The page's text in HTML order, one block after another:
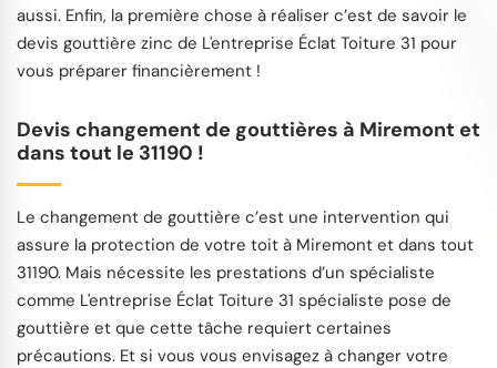
aussi. Enfin, la première chose à réaliser c’est de savoir le
devis gouttière zinc de L'entreprise Éclat Toiture 31 pour
vous préparer financièrement !
Devis changement de gouttières à Miremont et
dans tout le 31190 !
Le changement de gouttière c’est une intervention qui
assure la protection de votre toit à Miremont et dans tout
31190. Mais nécessite les prestations d’un spécialiste
comme L'entreprise Éclat Toiture 31 spécialiste pose de
gouttière et que cette tâche requiert certaines
précautions. Et si vous vous envisagez à changer votre